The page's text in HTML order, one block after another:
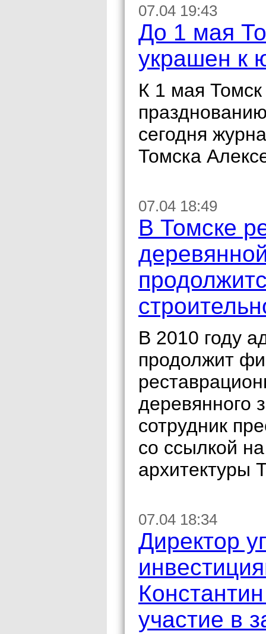
07.04 19:43
До 1 мая
украшен к
К 1 мая
сегодня
Томска
07.04 18:49
В Томске
В 2010 году
продолжит
деревянного
сотрудник
со ссылкой
архитектуры
07.04 18:34
Директор
участие в